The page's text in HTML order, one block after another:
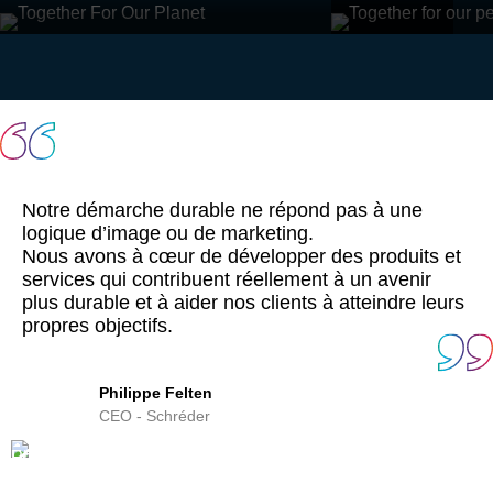
Notre démarche durable ne répond pas à une
logique d’image ou de marketing.
Nous avons à cœur de développer des produits et
services qui contribuent réellement à un avenir
plus durable et à aider nos clients à atteindre leurs
propres objectifs.
Philippe Felten
CEO - Schréder